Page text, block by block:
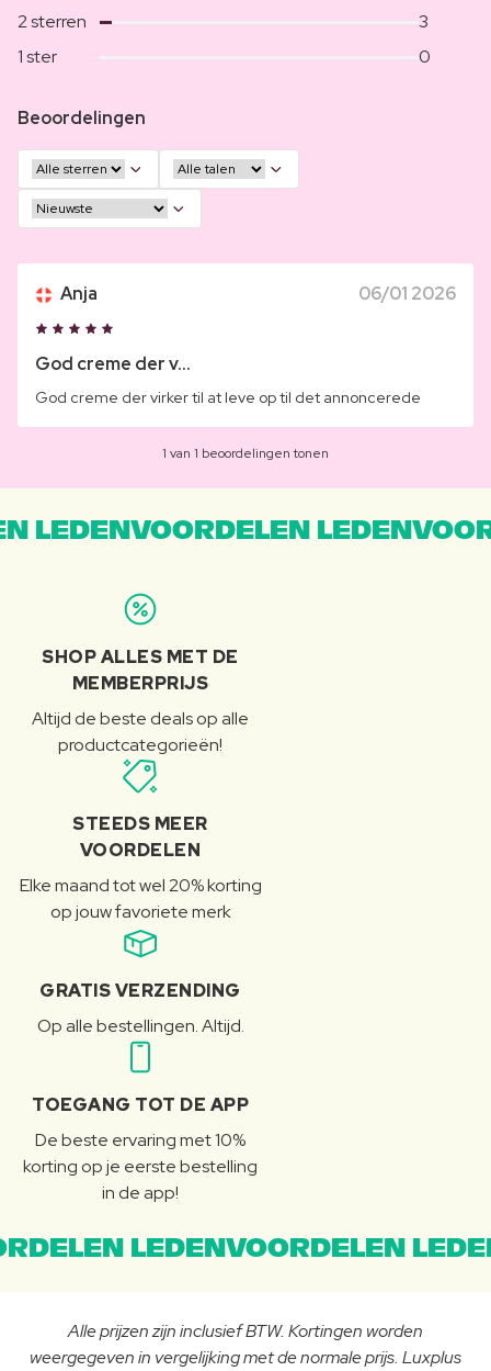
2 sterren
3
1 ster
0
Beoordelingen
Anja 06/01 2026
God creme der v...
God creme der virker til at leve op til det annoncerede
1 van 1 beoordelingen tonen
LEDENVOORDELEN
SHOP ALLES MET DE
MEMBERPRIJS
Altijd de beste deals op alle
productcategorieën!
STEEDS MEER
VOORDELEN
Elke maand tot wel 20% korting
op jouw favoriete merk
GRATIS VERZENDING
Op alle bestellingen. Altijd.
TOEGANG TOT DE APP
De beste ervaring met 10%
korting op je eerste bestelling
in de app!
LEDENVOORDELEN
Alle prijzen zijn inclusief BTW. Kortingen worden
weergegeven in vergelijking met de normale prijs. Luxplus